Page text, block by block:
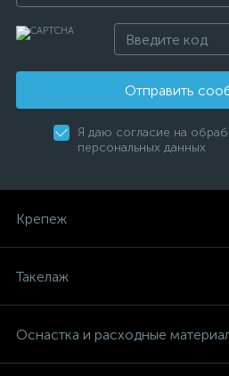
Отправить
Я даю согласие на
персональных данных
Крепеж
Такелаж
Оснастка и расходные